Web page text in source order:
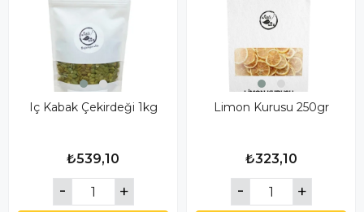
Iç Kabak Çekirdeği 1kg
₺539,10
Limon Kurusu 250gr
₺323,10